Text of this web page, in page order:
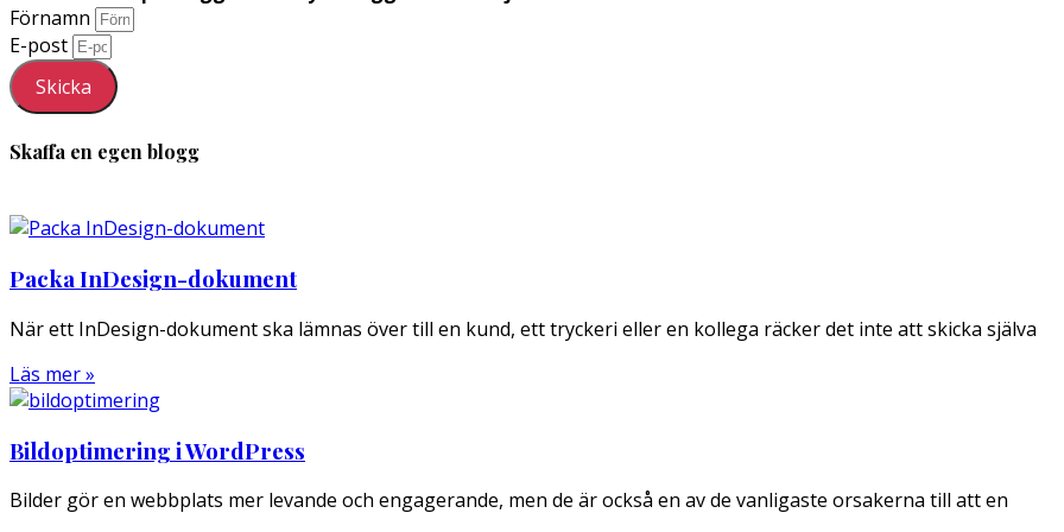
Förnamn
E-post
Skicka
Skaffa en egen blogg
Packa InDesign-dokument
När ett InDesign-dokument ska lämnas över till en kund, ett tryckeri eller en kollega räcker det inte att skicka själva
Läs mer »
Bildoptimering i WordPress
Bilder gör en webbplats mer levande och engagerande, men de är också en av de vanligaste orsakerna till att en